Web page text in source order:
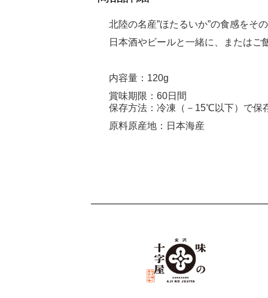
北陸の名産”ほたるいか”の食感をそ
日本酒やビールと一緒に、または
内容量：120g
賞味期限：60日間
保存方法：冷凍（－15℃以下）で保
原料原産地：日本海産